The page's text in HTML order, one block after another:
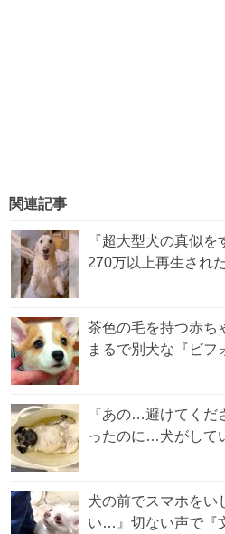
関連記事
『超大型犬の真似を
270万以上再生され
茶色の毛を持つ赤
まるで別犬な『ビ
『あの…避けてく
ったのに…犬がして
犬の前でスマホを
い…』切ない声で『